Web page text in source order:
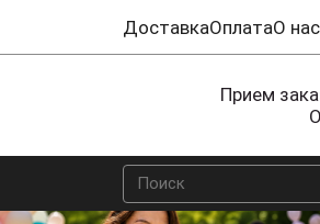
ДоставкаОплатаО нас
Прием